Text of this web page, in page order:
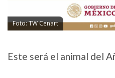
Foto: TW Cenart
Este será el animal del